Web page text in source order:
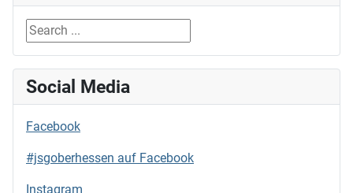
Search ...
Social Media
Facebook
#jsgoberhessen auf Facebook
Instagram